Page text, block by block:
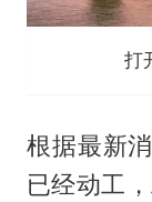
打
根据最新
已经动工